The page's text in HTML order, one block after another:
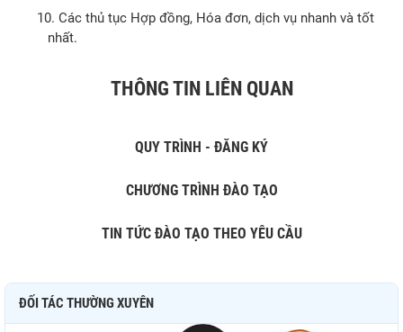
10. Các thủ tục Hợp đồng, Hóa đơn, dịch vụ nhanh và tốt
nhất.
THÔNG TIN LIÊN QUAN
QUY TRÌNH - ĐĂNG KÝ
CHƯƠNG TRÌNH ĐÀO TẠO
TIN TỨC ĐÀO TẠO THEO YÊU CẦU
ĐỐI TÁC THƯỜNG XUYÊN